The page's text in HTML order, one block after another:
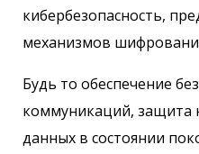
кибербезопасность,
механизмов
Будь то обеспечение
коммуникаций, защита
данных в состоянии